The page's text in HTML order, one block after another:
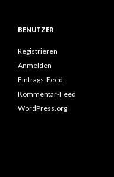
BENUTZER
Registrieren
Anmelden
Eintrags-Feed
Kommentar-Feed
WordPress.org